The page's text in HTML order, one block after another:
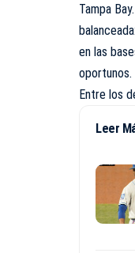
Tampa
en las
oportunos.
Entre los
Leer